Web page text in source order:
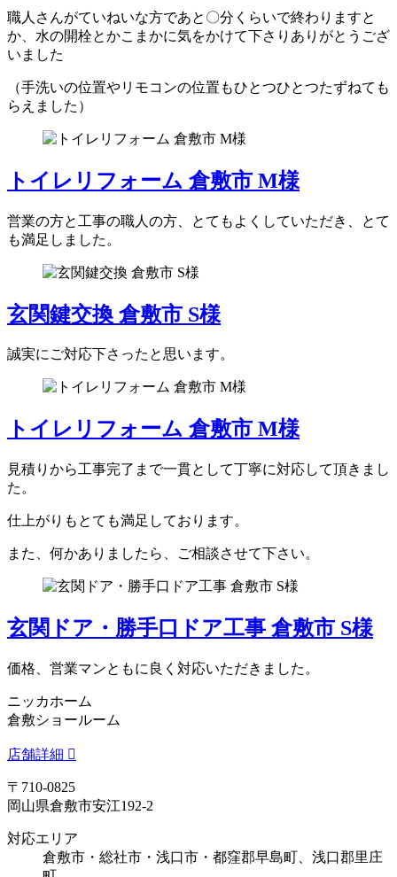
職人さんがていねいな方であと〇分くらいで終わりますと
か、水の開栓とかこまかに気をかけて下さりありがとうござ
いました
（手洗いの位置やリモコンの位置もひとつひとつたずねても
らえました）
トイレリフォーム 倉敷市 M様
営業の方と工事の職人の方、とてもよくしていただき、とて
も満足しました。
玄関鍵交換 倉敷市 S様
誠実にご対応下さったと思います。
トイレリフォーム 倉敷市 M様
見積りから工事完了まで一貫として丁寧に対応して頂きまし
た。
仕上がりもとても満足しております。
また、何かありましたら、ご相談させて下さい。
玄関ドア・勝手口ドア工事 倉敷市 S様
価格、営業マンともに良く対応いただきました。
ニッカホーム
倉敷ショールーム
店舗詳細
〒710-0825
岡山県倉敷市安江192-2
対応エリア
倉敷市・総社市・浅口市・都窪郡早島町、浅口郡里庄